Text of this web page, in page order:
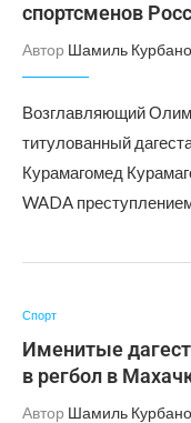
спортсменов
Автор Шамиль
Возглавляющий
титулованный
Курамагомед
WADA
Спорт
Именитые
в регбол в
Автор Шамиль